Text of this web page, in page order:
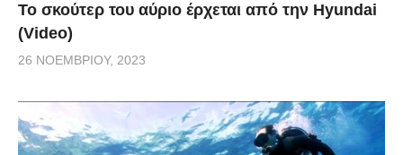
Το σκούτερ του αύριο έρχεται από την Hyundai
(Video)
26 ΝΟΕΜΒΡΊΟΥ, 2023